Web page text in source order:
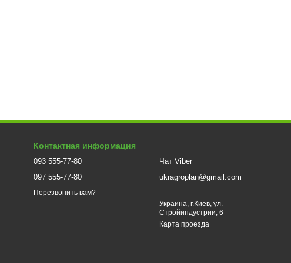
Контактная информация
093 555-77-80
097 555-77-80
Перезвонить вам?
Чат Viber
ukragroplan@gmail.com
Украина, г.Киев, ул.
Стройиндустрии, 6
Карта проезда